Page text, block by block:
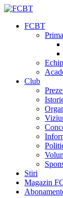
FCBT
Club
Stiri
Magazin